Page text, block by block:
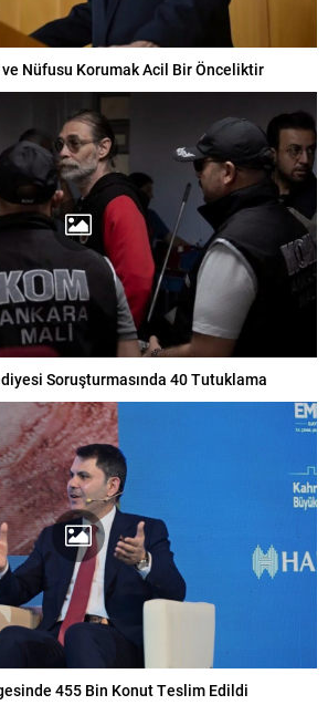
Nüfusu Korumak Acil Bir Önceliktir
Soruşturmasında 40 Tutuklama
455 Bin Konut Teslim Edildi